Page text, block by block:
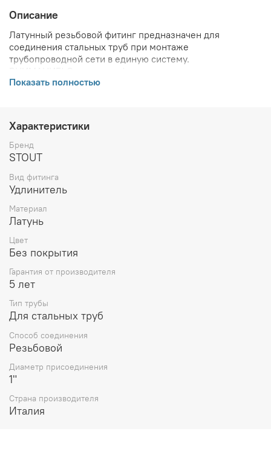
Описание
Латунный резьбовой фитинг предназначен для
соединения стальных труб при монтаже
трубопроводной сети в единую систему.
характеристики, информация о комплекте поставки,
производителя. Производитель оставляет за собой
право в любой момент без обязательного извещения
вносить изменения в дизайн и технические
характеристики, не ухудшающие потребительских
Показать полностью
Характеристики
Бренд
STOUT
Вид фитинга
Удлинитель
Материал
Латунь
Цвет
Без покрытия
Гарантия от производителя
5 лет
Тип трубы
Для стальных труб
Способ соединения
Резьбовой
Диаметр присоединения
1"
Страна производителя
Италия